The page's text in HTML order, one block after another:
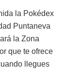
la Pokédex
Puntaneva
la Zona
que te ofrece
llegues